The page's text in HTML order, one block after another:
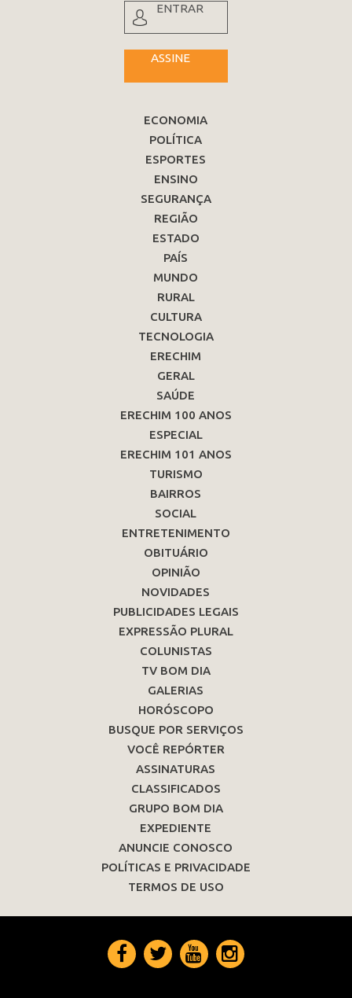
ENTRAR
ASSINE
ECONOMIA
POLÍTICA
ESPORTES
ENSINO
SEGURANÇA
REGIÃO
ESTADO
PAÍS
MUNDO
RURAL
CULTURA
TECNOLOGIA
ERECHIM
GERAL
SAÚDE
ERECHIM 100 ANOS
ESPECIAL
ERECHIM 101 ANOS
TURISMO
BAIRROS
SOCIAL
ENTRETENIMENTO
OBITUÁRIO
OPINIÃO
NOVIDADES
PUBLICIDADES LEGAIS
EXPRESSÃO PLURAL
COLUNISTAS
TV BOM DIA
GALERIAS
HORÓSCOPO
BUSQUE POR SERVIÇOS
VOCÊ REPÓRTER
ASSINATURAS
CLASSIFICADOS
GRUPO BOM DIA
EXPEDIENTE
ANUNCIE CONOSCO
POLÍTICAS E PRIVACIDADE
TERMOS DE USO